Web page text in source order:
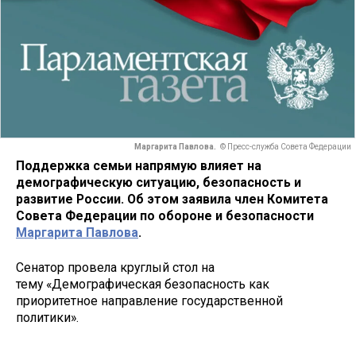
Маргарита Павлова. © Пресс-служба Совета Федерации
Поддержка семьи напрямую влияет на
демографическую ситуацию, безопасность и
развитие России. Об этом заявила член Комитета
Совета Федерации по обороне и безопасности
Маргарита Павлова.
Сенатор провела круглый стол на
тему «Демографическая безопасность как
приоритетное направление государственной
политики».